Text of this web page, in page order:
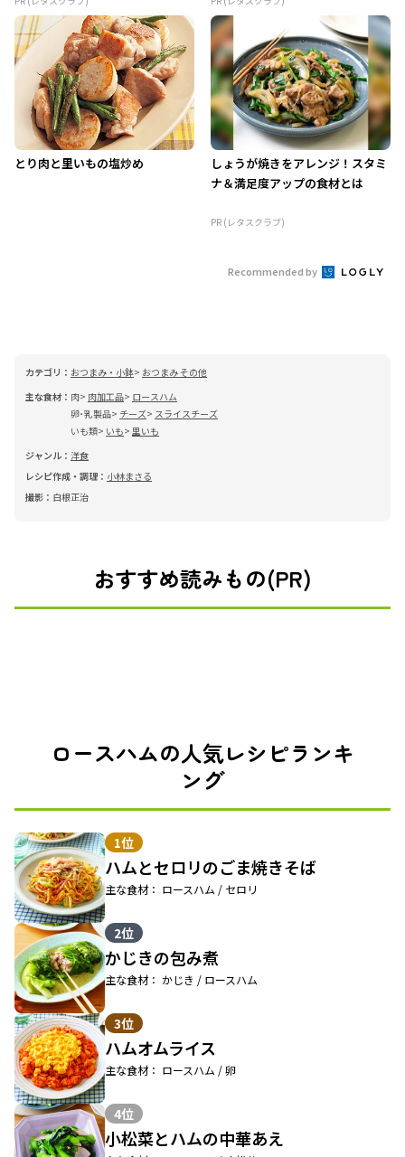
とり肉と里いもの塩炒め
しょうが焼きをアレンジ！スタミ
ナ＆満足度アップの食材とは
PR (レタスクラブ)
Recommended by
カテゴリ： おつまみ・小鉢
おつまみ その他
主な食材： 肉 肉加工品
ロースハム
卵･乳製品
チーズ
スライスチーズ
いも類
いも
里いも
ジャンル： 洋食
レシピ作成・調理： 小林まさる
撮影： 白根正治
おすすめ読みもの(PR)
ロースハムの人気レシピランキ
ング
1位
ハムとセロリのごま焼きそば
主な食材： ロースハム / セロリ
2位
かじきの包み煮
主な食材： かじき / ロースハム
3位
ハムオムライス
主な食材： ロースハム / 卵
4位
小松菜とハムの中華あえ